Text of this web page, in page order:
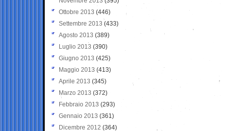
Ottobre 2013 (446)
Settembre 2013 (433)
Agosto 2013 (389)
Luglio 2013 (390)
Giugno 2013 (425)
Maggio 2013 (413)
Aprile 2013 (345)
Marzo 2013 (372)
Febbraio 2013 (293)
Gennaio 2013 (361)
Dicembre 2012 (364)